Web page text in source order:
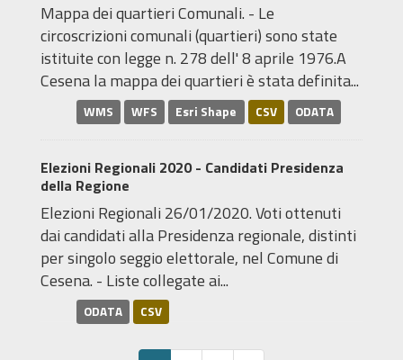
Mappa dei quartieri Comunali. - Le
circoscrizioni comunali (quartieri) sono state
istituite con legge n. 278 dell' 8 aprile 1976.A
Cesena la mappa dei quartieri è stata definita...
WMS WFS Esri Shape CSV ODATA
Elezioni Regionali 2020 - Candidati Presidenza
della Regione
Elezioni Regionali 26/01/2020. Voti ottenuti
dai candidati alla Presidenza regionale, distinti
per singolo seggio elettorale, nel Comune di
Cesena. - Liste collegate ai...
ODATA CSV